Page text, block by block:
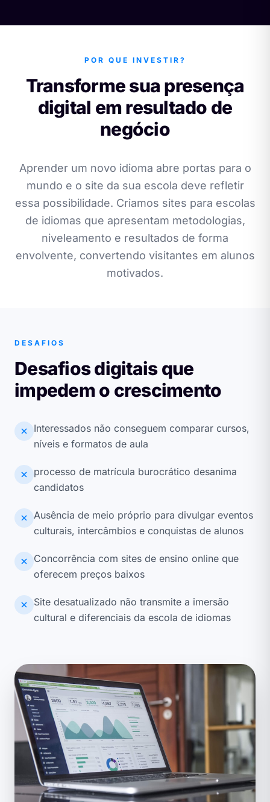
POR QUE INVESTIR?
Transforme sua presença
digital em resultado de
negócio
Aprender um novo idioma abre portas para o
mundo e o site da sua escola deve refletir
essa possibilidade. Criamos sites para escolas
de idiomas que apresentam metodologias,
niveleamento e resultados de forma
envolvente, convertendo visitantes em alunos
motivados.
DESAFIOS
Desafios digitais que
impedem o crescimento
Interessados não conseguem comparar cursos,
níveis e formatos de aula
processo de matrícula burocrático desanima
candidatos
Ausência de meio próprio para divulgar eventos
culturais, intercâmbios e conquistas de alunos
Concorrência com sites de ensino online que
oferecem preços baixos
Site desatualizado não transmite a imersão
cultural e diferenciais da escola de idiomas